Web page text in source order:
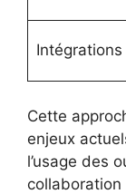
Intégrations
Cette
enjeux
l’usage des